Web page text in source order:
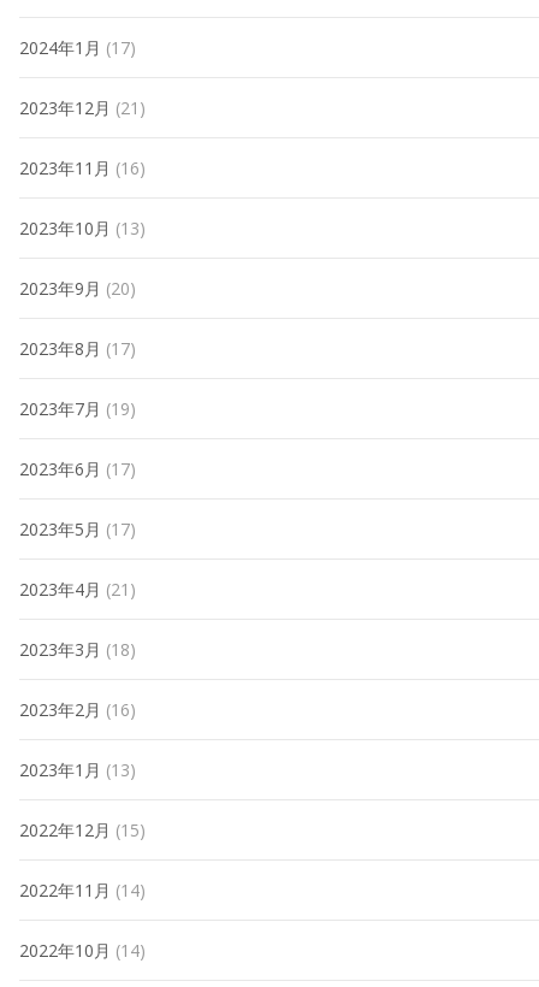
2024年1月 (17)
2023年12月 (21)
2023年11月 (16)
2023年10月 (13)
2023年9月 (20)
2023年8月 (17)
2023年7月 (19)
2023年6月 (17)
2023年5月 (17)
2023年4月 (21)
2023年3月 (18)
2023年2月 (16)
2023年1月 (13)
2022年12月 (15)
2022年11月 (14)
2022年10月 (14)